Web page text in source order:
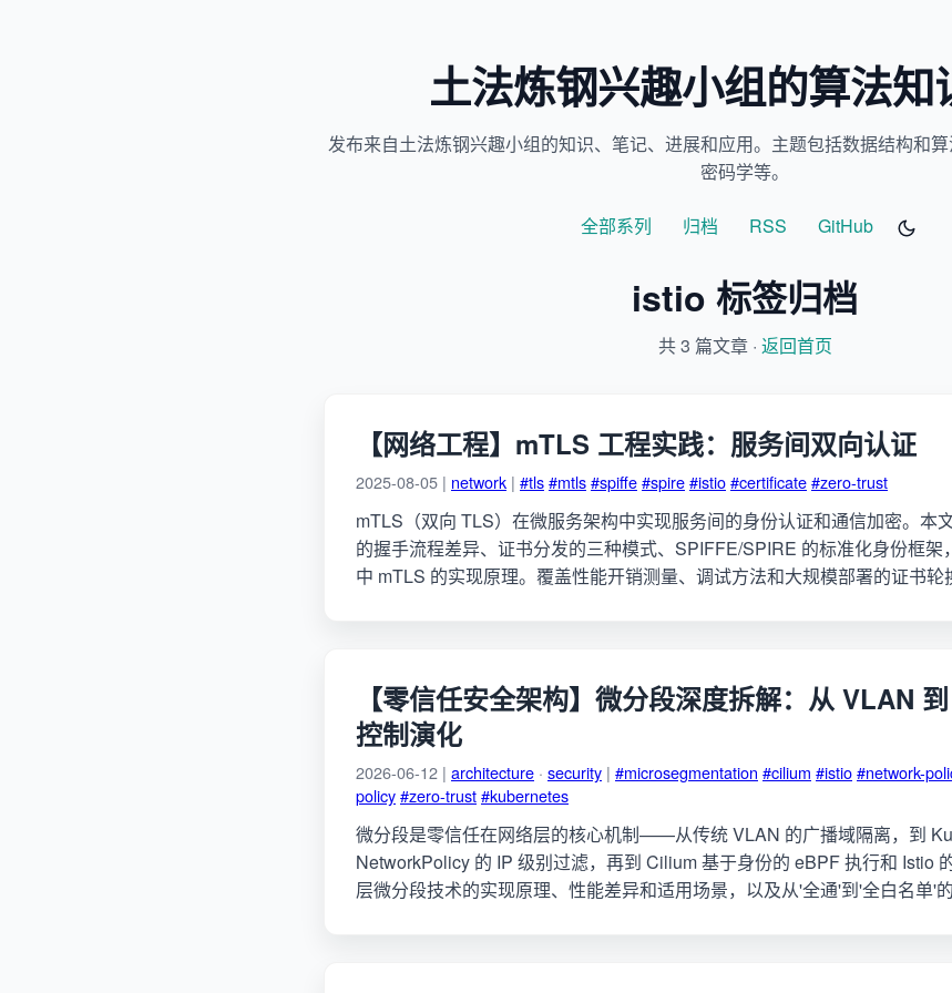
土法炼钢兴趣小组的算法知
发布来自土法炼钢兴趣小组的知识、笔记、进展和应用。主题包括数据结构和算
密码学等。
全部系列 归档 RSS GitHub
istio 标签归档
共 3 篇文章 · 返回首页
【网络工程】mTLS 工程实践：服务间双向认证
2025-08-05 | network | #tls#mtls#spiffe#spire#istio#certificate#zero-trust
mTLS（双向 TLS）在微服务架构中实现服务间的身份认证和通信加密。本
的握手流程差异、证书分发的三种模式、SPIFFE/SPIRE 的标准化身份框架
中 mTLS 的实现原理。覆盖性能开销测量、调试方法和大规模部署的证书轮
【零信任安全架构】微分段深度拆解：从 VLAN
控制演化
2026-06-12 | architecture · security | #microsegmentation #cilium #istio#network-
policy#zero-trust#kubernetes
微分段是零信任在网络层的核心机制——从传统 VLAN 的广播域隔离，到
NetworkPolicy 的 IP 级别过滤，再到 Cilium 基于身份的 eBPF 执行和 Istio
层微分段技术的实现原理、性能差异和适用场景，以及从'全通'到'全白名单'